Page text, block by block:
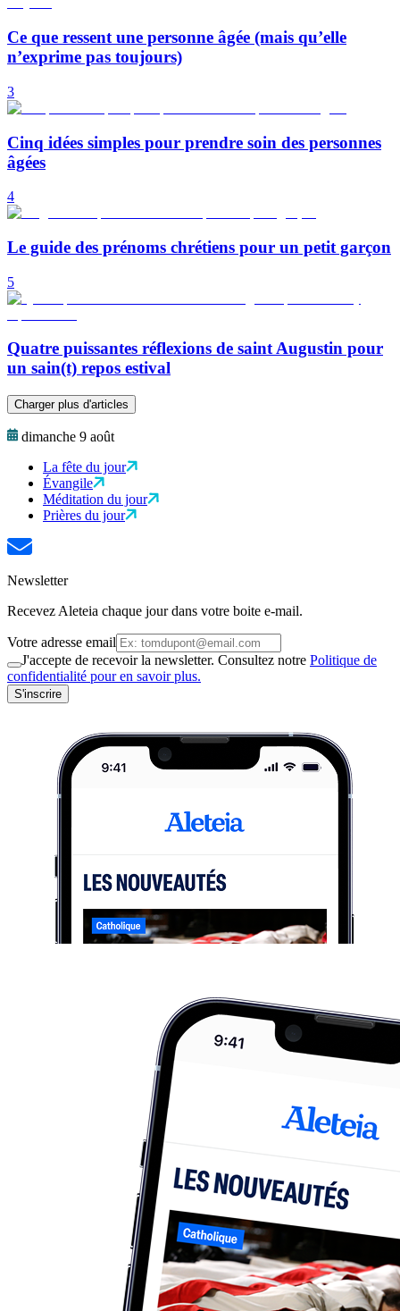
Ce que ressent une personne âgée (mais qu’elle
n’exprime pas toujours)
3
Cinq idées simples pour prendre soin des personnes
âgées
4
Le guide des prénoms chrétiens pour un petit garçon
5
Quatre puissantes réflexions de saint Augustin pour
un sain(t) repos estival
Charger plus d'articles
dimanche 9 août
La fête du jour
Évangile
Méditation du jour
Prières du jour
Newsletter
Recevez Aleteia chaque jour dans votre boite e-mail.
Votre adresse email
J'accepte de recevoir la newsletter. Consultez notre Politique de
confidentialité pour en savoir plus.
S'inscrire